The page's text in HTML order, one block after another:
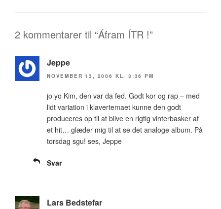
2 kommentarer til “Áfram ÍTR !”
Jeppe
NOVEMBER 13, 2006 KL. 3:36 PM
jo yo Kim, den var da fed. Godt kor og rap – med
lidt variation i klavertemaet kunne den godt
produceres op til at blive en rigtig vinterbasker af
et hit… glæder mig til at se det analoge album. På
torsdag sgu! ses, Jeppe
Svar
Lars Bedstefar